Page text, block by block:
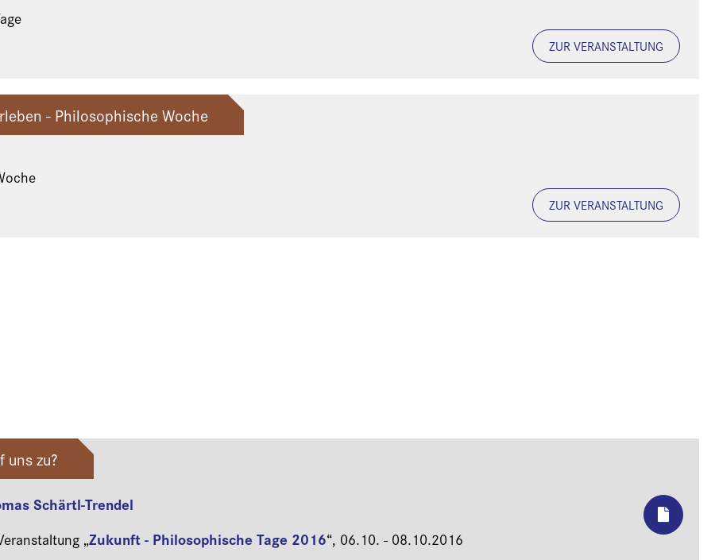
ZUR VERANSTALTUNG
- Philosophische Woche
ZUR VERANSTALTUNG
uns zu?
Schärtl-Trendel
„Zukunft - Philosophische Tage 2016“, 06.10. - 08.10.2016